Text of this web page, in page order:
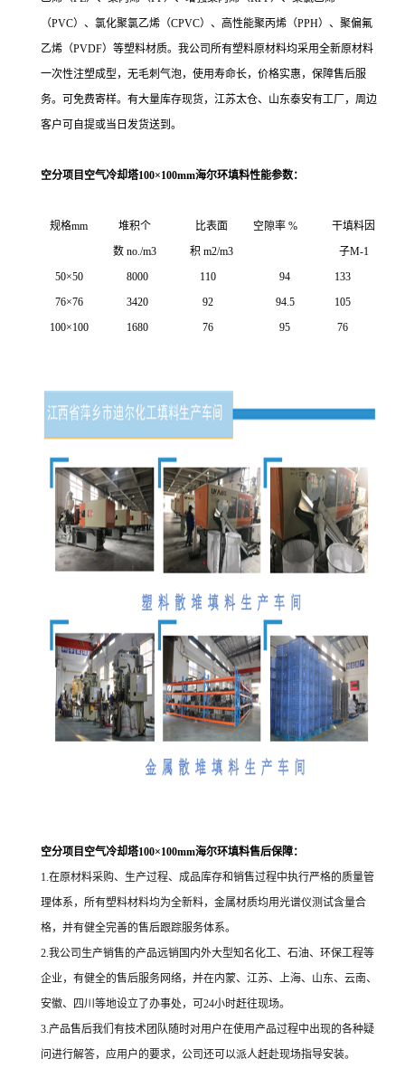
（PVC）、氯化聚氯乙烯（CPVC） 、高性能聚丙烯（PPH）、聚偏氟
乙烯（PVDF）等塑料材质。我公司所有塑料原材料均采用全新原材料
一次性注塑成型，无毛刺气泡，使用寿命长，价格实惠，保障售后服
务。可免费寄样。有大量库存现货，江苏太仓、山东泰安有工厂，周边
客户可自提或当日发货送到。
空分项目空气冷却塔100×100mm海尔环填料性能参数：
规格mm
堆积个
数 no./m3
比表面
积 m2/m3
空隙率 %
干填料因
子M-1
50×50
8000 110 94
133
76×76
3420 92 94.5
105
100×100
1680 76 95 76
空分项目空气冷却塔100×100mm海尔环填料售后保障：
1.在原材料采购、生产过程、成品库存和销售过程中执行严格的质量管
理体系，所有塑料材料均为全新料，金属材质均用光谱仪测试含量合
格，并有健全完善的售后跟踪服务体系。
2.我公司生产销售的产品远销国内外大型知名化工、石油、环保工程等
企业，有健全的售后服务网络，并在内蒙、江苏、上海、山东、云南、
安徽、四川等地设立了办事处，可24小时赶往现场。
3.产品售后我们有技术团队随时对用户在使用产品过程中出现的各种疑
问进行解答，应用户的要求，公司还可以派人赶赴现场指导安装。